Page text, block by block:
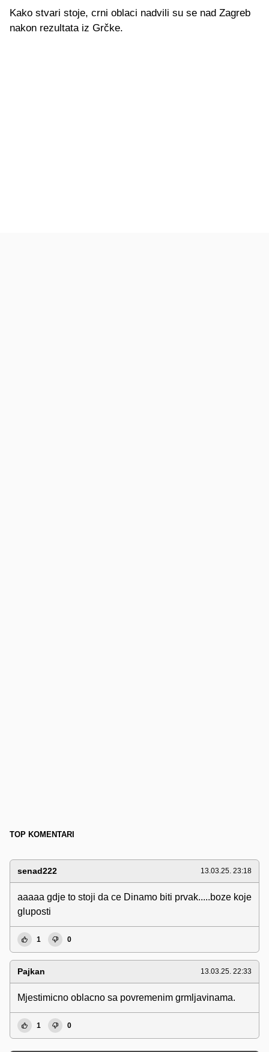
Kako stvari stoje, crni oblaci nadvili su se nad Zagreb
nakon rezultata iz Grčke.
TOP KOMENTARI
senad222 13.03.25. 23:18
aaaaa gdje to stoji da ce Dinamo biti prvak.....boze koje
gluposti
1 0
Pajkan 13.03.25. 22:33
Mjestimicno oblacno sa povremenim grmljavinama.
1 0